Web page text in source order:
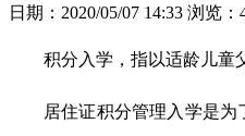
日期：2020/05/07 14:33 浏览：
积分入学，指以适龄儿童
居住证积分管理入学是